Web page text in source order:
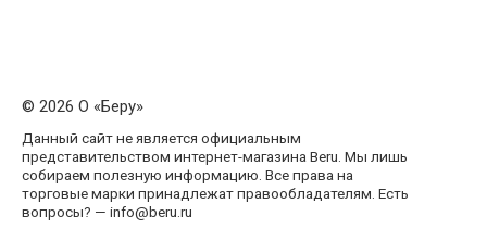
© 2026 О «Беру»
Данный сайт не является официальным
представительством интернет-магазина Beru. Мы лишь
собираем полезную информацию. Все права на
торговые марки принадлежат правообладателям. Есть
вопросы? — info@beru.ru